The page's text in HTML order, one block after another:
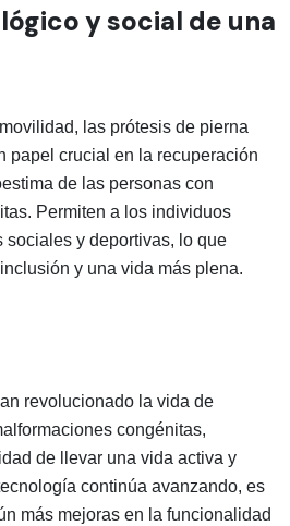
y social de una
las prótesis de pierna
papel crucial en la recuperación
de las personas con
Permiten a los individuos
sociales y deportivas, lo que
y una vida más plena.
revolucionado la vida de
congénitas,
de llevar una vida activa y
continúa avanzando, es
más mejoras en la funcionalidad